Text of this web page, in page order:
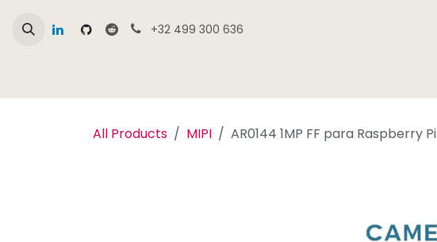
+32 499 300 636
All Products MIPI AR0144 1MP FF para Raspberry Pi